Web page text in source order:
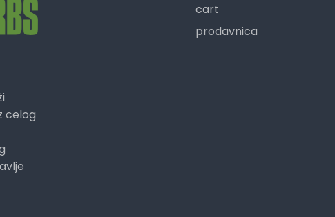
celog
cart
prodavnica